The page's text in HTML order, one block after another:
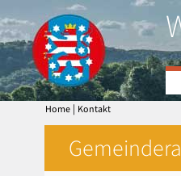
Home | Kontakt